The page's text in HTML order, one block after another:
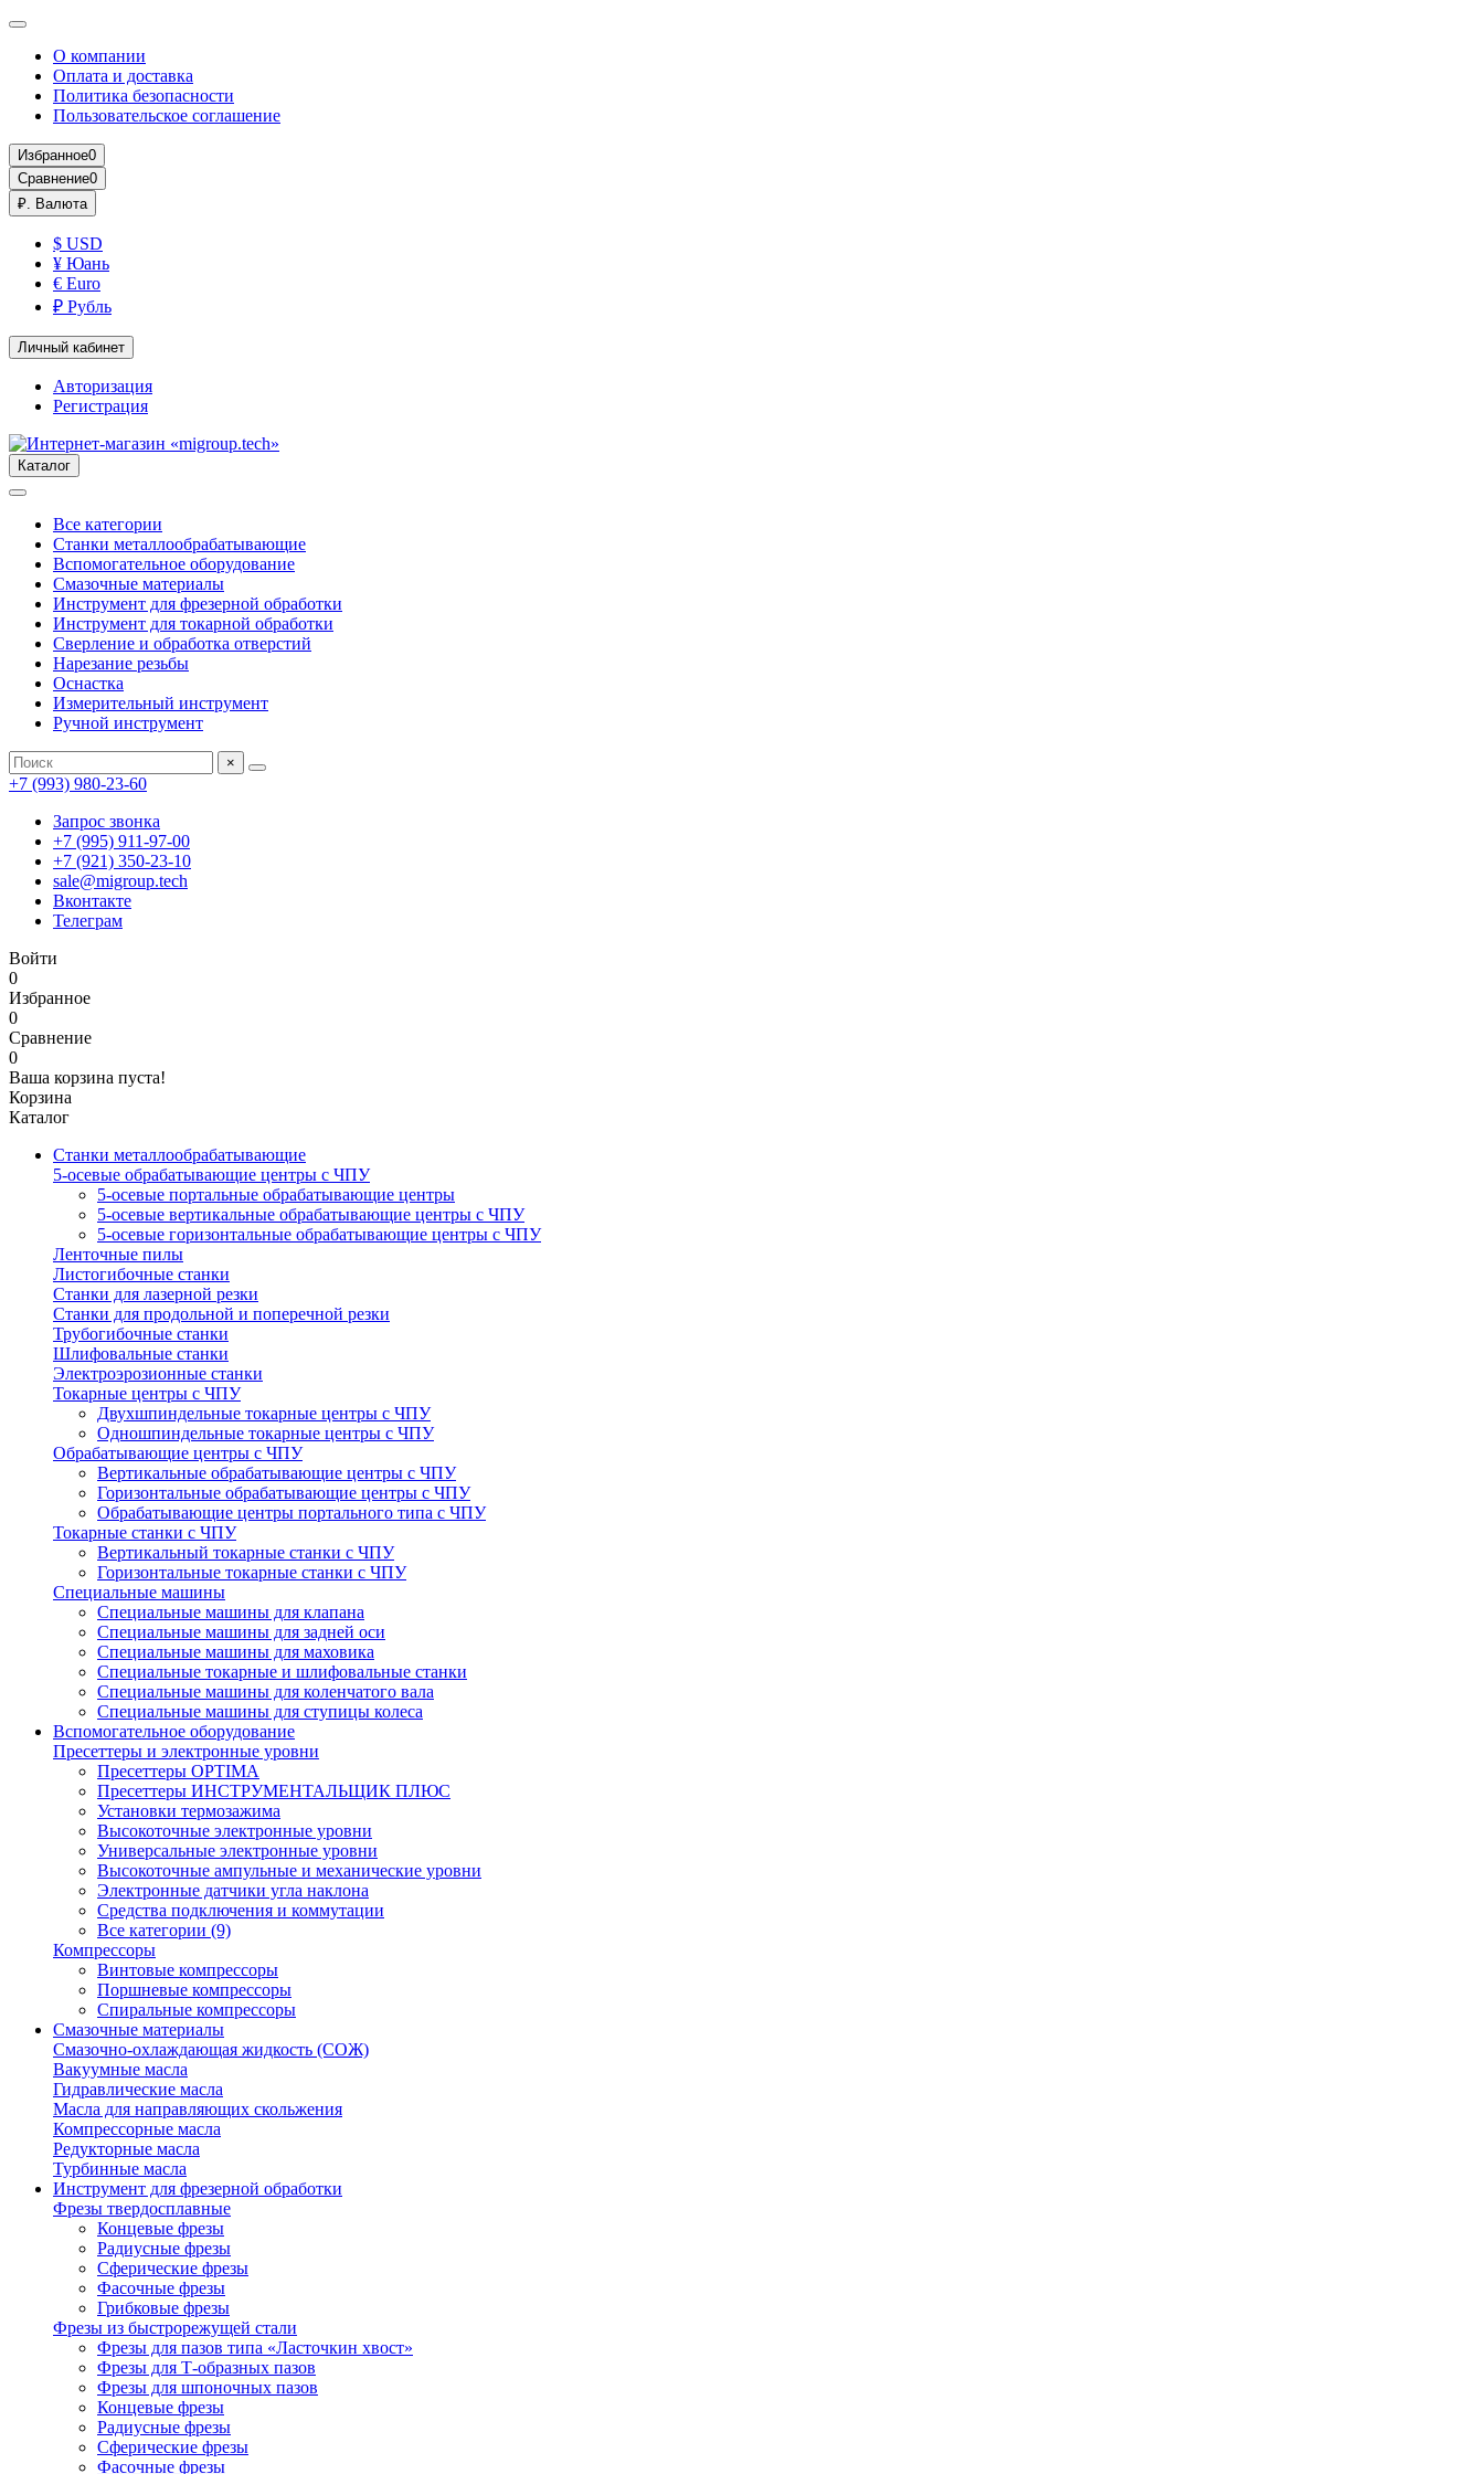
О компании
Оплата и доставка
Политика безопасности
Пользовательское соглашение
Избранное0
Сравнение0
₽. Валюта
$ USD
¥ Юань
€ Euro
₽ Рубль
Личный кабинет
Авторизация
Регистрация
Каталог
Все категории
Станки металлообрабатывающие
Вспомогательное оборудование
Смазочные материалы
Инструмент для фрезерной обработки
Инструмент для токарной обработки
Сверление и обработка отверстий
Нарезание резьбы
Оснастка
Измерительный инструмент
Ручной инструмент
×
+7 (993) 980-23-60
Запрос звонка
+7 (995) 911-97-00
+7 (921) 350-23-10
sale@migroup.tech
Вконтакте
Телеграм
Войти
0
Избранное
0
Сравнение
0
Ваша корзина пуста!
Корзина
Каталог
Станки металлообрабатывающие
5-осевые обрабатывающие центры с ЧПУ
5-осевые портальные обрабатывающие центры
5-осевые вертикальные обрабатывающие центры с ЧПУ
5-осевые горизонтальные обрабатывающие центры с ЧПУ
Ленточные пилы
Листогибочные станки
Станки для лазерной резки
Станки для продольной и поперечной резки
Трубогибочные станки
Шлифовальные станки
Электроэрозионные станки
Токарные центры с ЧПУ
Двухшпиндельные токарные центры с ЧПУ
Одношпиндельные токарные центры с ЧПУ
Обрабатывающие центры с ЧПУ
Вертикальные обрабатывающие центры с ЧПУ
Горизонтальные обрабатывающие центры с ЧПУ
Обрабатывающие центры портального типа с ЧПУ
Токарные станки с ЧПУ
Вертикальный токарные станки с ЧПУ
Горизонтальные токарные станки с ЧПУ
Специальные машины
Специальные машины для клапана
Специальные машины для задней оси
Специальные машины для маховика
Специальные токарные и шлифовальные станки
Специальные машины для коленчатого вала
Специальные машины для ступицы колеса
Вспомогательное оборудование
Пресеттеры и электронные уровни
Пресеттеры OPTIMA
Пресеттеры ИНСТРУМЕНТАЛЬЩИК ПЛЮС
Установки термозажима
Высокоточные электронные уровни
Универсальные электронные уровни
Высокоточные ампульные и механические уровни
Электронные датчики угла наклона
Средства подключения и коммутации
Все категории (9)
Компрессоры
Винтовые компрессоры
Поршневые компрессоры
Спиральные компрессоры
Смазочные материалы
Смазочно-охлаждающая жидкость (СОЖ)
Вакуумные масла
Гидравлические масла
Масла для направляющих скольжения
Компрессорные масла
Редукторные масла
Турбинные масла
Инструмент для фрезерной обработки
Фрезы твердосплавные
Концевые фрезы
Радиусные фрезы
Сферические фрезы
Фасочные фрезы
Грибковые фрезы
Фрезы из быстрорежущей стали
Фрезы для пазов типа «Ласточкин хвост»
Фрезы для Т-образных пазов
Фрезы для шпоночных пазов
Концевые фрезы
Радиусные фрезы
Сферические фрезы
Фасочные фрезы